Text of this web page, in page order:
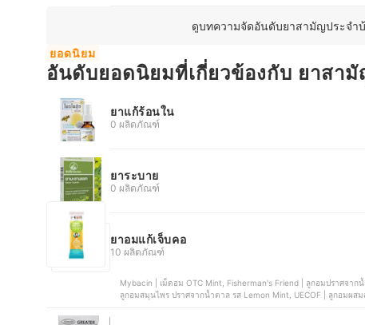
ดูบทความจัดอันดับยาสามัญประจำ
ยอดนิยม
อันดับยอดนิยมที่เกี่ยวข้องกับ ยาสา
ยาแก้ร้อนใน
0 ผลิตภัณฑ์
ยาระบาย
0 ผลิตภัณฑ์
ยาอมแก้เจ็บคอ
10 ผลิตภัณฑ์
Mybacin | เม็ดอม OTC Mint, Fisherman's Friend | ลูกอมปราศจาก
ลูกอมสมุนไพร ปราศจากน้ำตาล รส Lemon Mint, UECOF | ลูกอมผ